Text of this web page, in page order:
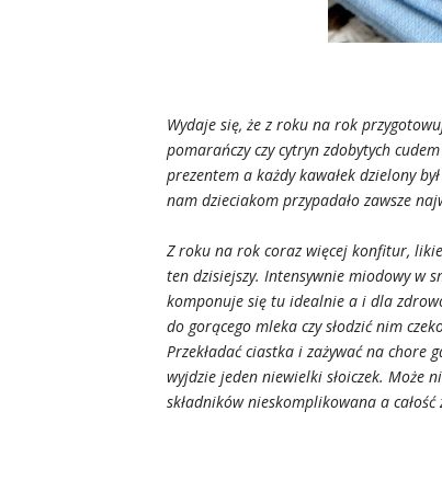
Wydaje się, że z roku na rok
pomarańczy czy cytryn zdobytych
prezentem a każdy kawałek dzielony
nam dzieciakom przypadało zawsze
Z roku na rok coraz więcej konfitur,
ten dzisiejszy. Intensywnie miodowy w
komponuje się tu idealnie a i dla
do gorącego mleka czy słodzić nim
Przekładać ciastka i zażywać na chore
wyjdzie jeden niewielki słoiczek. Może
składników nieskomplikowana a